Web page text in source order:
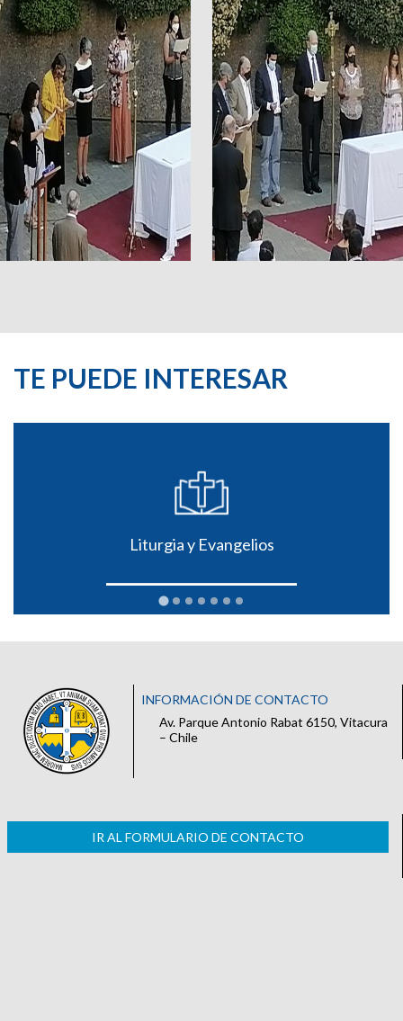
TE PUEDE INTERESAR
Liturgia y Evangelios
INFORMACIÓN DE CONTACTO
Av. Parque Antonio Rabat 6150, Vitacura
– Chile
IR AL FORMULARIO DE CONTACTO